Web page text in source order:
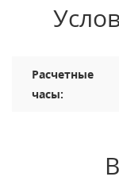
Расчетные
часы: